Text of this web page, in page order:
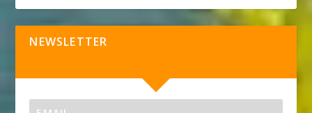
NEWSLETTER